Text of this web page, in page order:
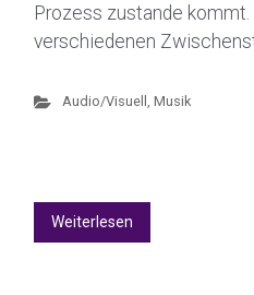
Prozess zustande
verschiedenen
Audio/Visuell Musik
Weiterlesen